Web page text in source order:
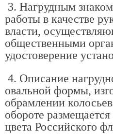
3. Нагрудным
работы в качестве
власти,
общественными
удостоверение
4. Описание
овальной формы,
обрамлении
обороте
цвета Российского